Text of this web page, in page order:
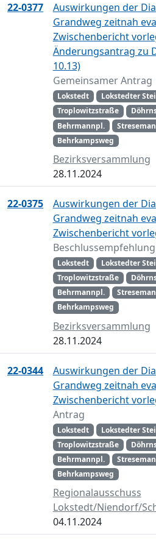
22-0377
Auswirkungen der
Grandweg zeitnah
Zwischenbericht
Änderungsantrag zu
10.13)
Gemeinsamer Antrag
Lokstedt
Lokstedter
Troplowitzstraße
Behrmannpl.
Behrkampsweg
Bezirksversammlung
28.11.2024
22-0375
Auswirkungen der
Grandweg zeitnah
Zwischenbericht
Lokstedt
Lokstedter
Troplowitzstraße
Behrmannpl.
Behrkampsweg
Bezirksversammlung
28.11.2024
22-0344
Auswirkungen der
Grandweg zeitnah
Zwischenbericht
Antrag
Lokstedt
Lokstedter
Troplowitzstraße
Behrmannpl.
Behrkampsweg
Regionalausschuss
Lokstedt/Niendorf/
04.11.2024